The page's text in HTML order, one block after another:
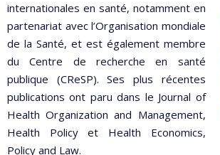
internationales en santé, notamment en
partenariat avec l’Organisation mondiale
de la Santé, et est également membre
du Centre de recherche en santé
publique (CReSP). Ses plus récentes
publications ont paru dans le Journal of
Health Organization and Management,
Health Policy et Health Economics,
Policy and Law.